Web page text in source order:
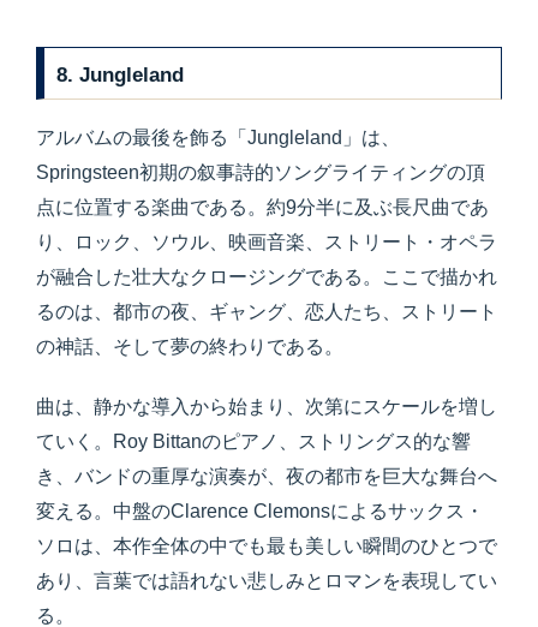
8. Jungleland
アルバムの最後を飾る「Jungleland」は、
Springsteen初期の叙事詩的ソングライティングの頂
点に位置する楽曲である。約9分半に及ぶ長尺曲であ
り、ロック、ソウル、映画音楽、ストリート・オペラ
が融合した壮大なクロージングである。ここで描かれ
るのは、都市の夜、ギャング、恋人たち、ストリート
の神話、そして夢の終わりである。
曲は、静かな導入から始まり、次第にスケールを増し
ていく。Roy Bittanのピアノ、ストリングス的な響
き、バンドの重厚な演奏が、夜の都市を巨大な舞台へ
変える。中盤のClarence Clemonsによるサックス・
ソロは、本作全体の中でも最も美しい瞬間のひとつで
あり、言葉では語れない悲しみとロマンを表現してい
る。